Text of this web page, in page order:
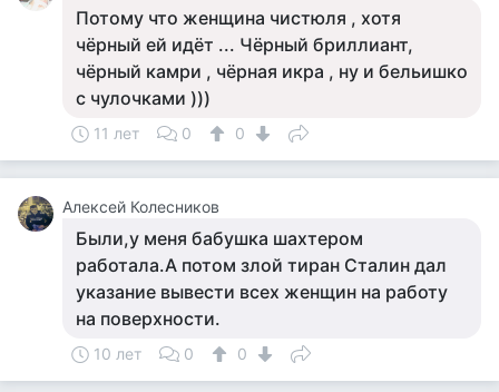
Потому что женщина чистюля , хотя
чёрный ей идёт ... Чёрный бриллиант,
чёрный камри , чёрная икра , ну и бельишко
с чулочками )))
11 лет 0 0
Алексей Колесников
Были,у меня бабушка шахтером
работала.А потом злой тиран Сталин дал
указание вывести всех женщин на работу
на поверхности.
10 лет 0 0